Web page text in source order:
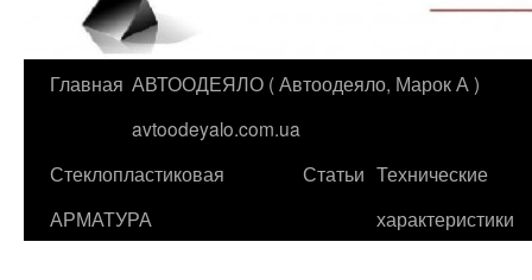
Перейти
содержимому
Главная АВТООДЕЯЛО ( Автоодеяло, Марок А )
avtoodeyalo.com.ua
Стеклопластиковая
АРМАТУРА
Статьи Технические
характеристики